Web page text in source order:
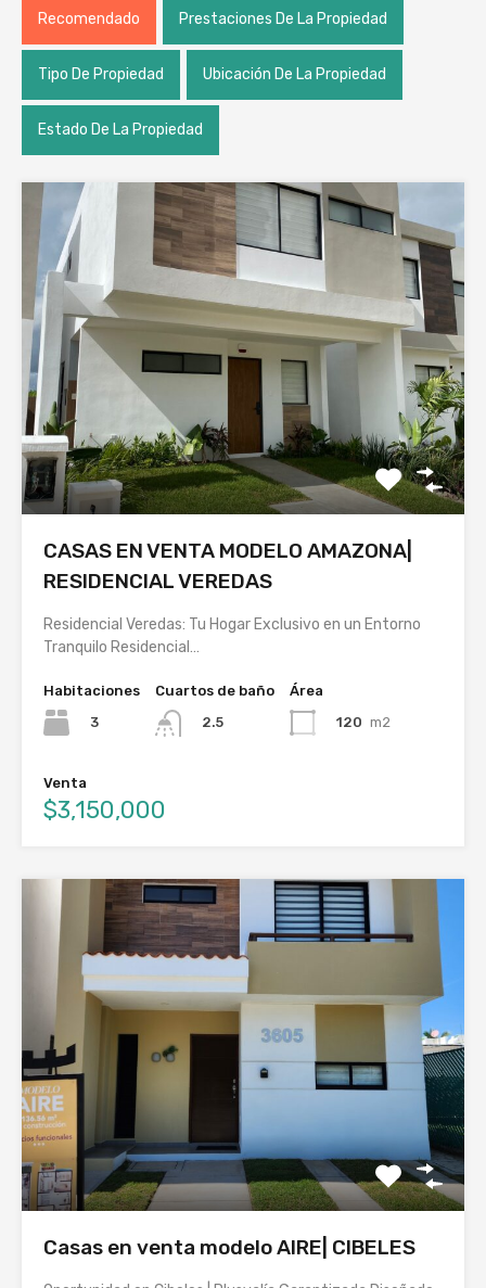
Recomendado Prestaciones De La Propiedad
Tipo De Propiedad Ubicación De La Propiedad
Estado De La Propiedad
CASAS EN VENTA MODELO AMAZONA|
RESIDENCIAL VEREDAS
Residencial Veredas: Tu Hogar Exclusivo en un Entorno
Tranquilo Residencial…
Habitaciones
3
Cuartos de baño
2.5
Área
120 m2
Venta
$3,150,000
Casas en venta modelo AIRE| CIBELES